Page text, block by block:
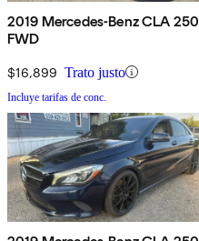
2019 Mercedes-Benz CLA 250
FWD
$16,899 Trato justo
Incluye tarifas de conc.